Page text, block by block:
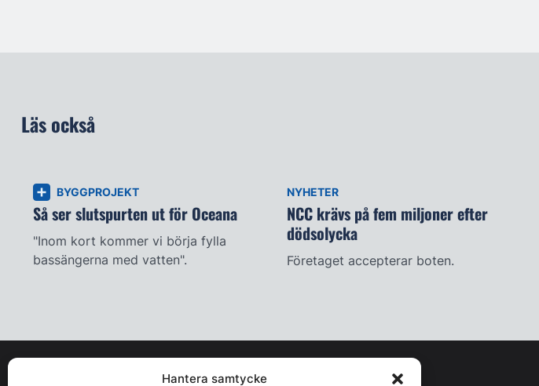
Hantera samtycke
Läs också
BYGGPROJEKT
Så ser slutspurten ut för Oceana
"Inom kort kommer vi börja fylla
bassängerna med vatten".
NYHETER
NCC krävs på fem miljoner efter
dödsolycka
Företaget accepterar boten.